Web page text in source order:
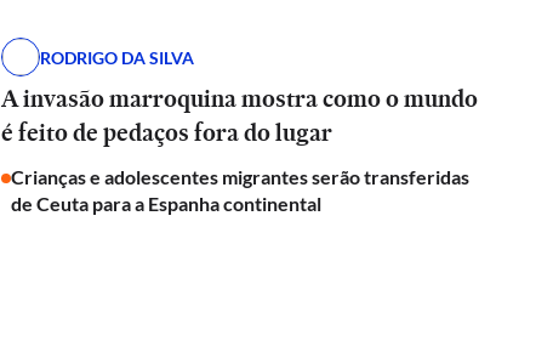
RODRIGO DA SILVA
A invasão marroquina mostra como o mundo
é feito de pedaços fora do lugar
Crianças e adolescentes migrantes serão transferidas
de Ceuta para a Espanha continental